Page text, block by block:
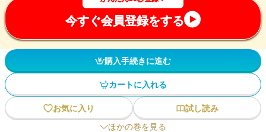
今すぐ会員登録をする
購入手続きに進む
カートに入れる
お気に入り
試し読み
ほかの巻を見る